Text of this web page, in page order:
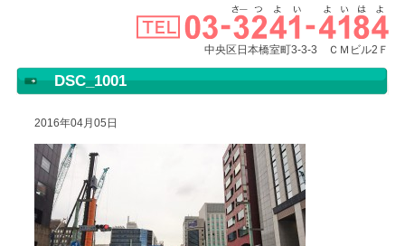
中央区日本橋室町3-3-3 ＣＭビル2Ｆ
DSC_1001
2016年04月05日